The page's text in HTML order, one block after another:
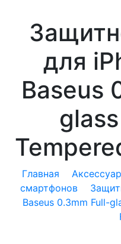
для
Baseus
Главная
смартфонов
Baseus 0.3mm Full-